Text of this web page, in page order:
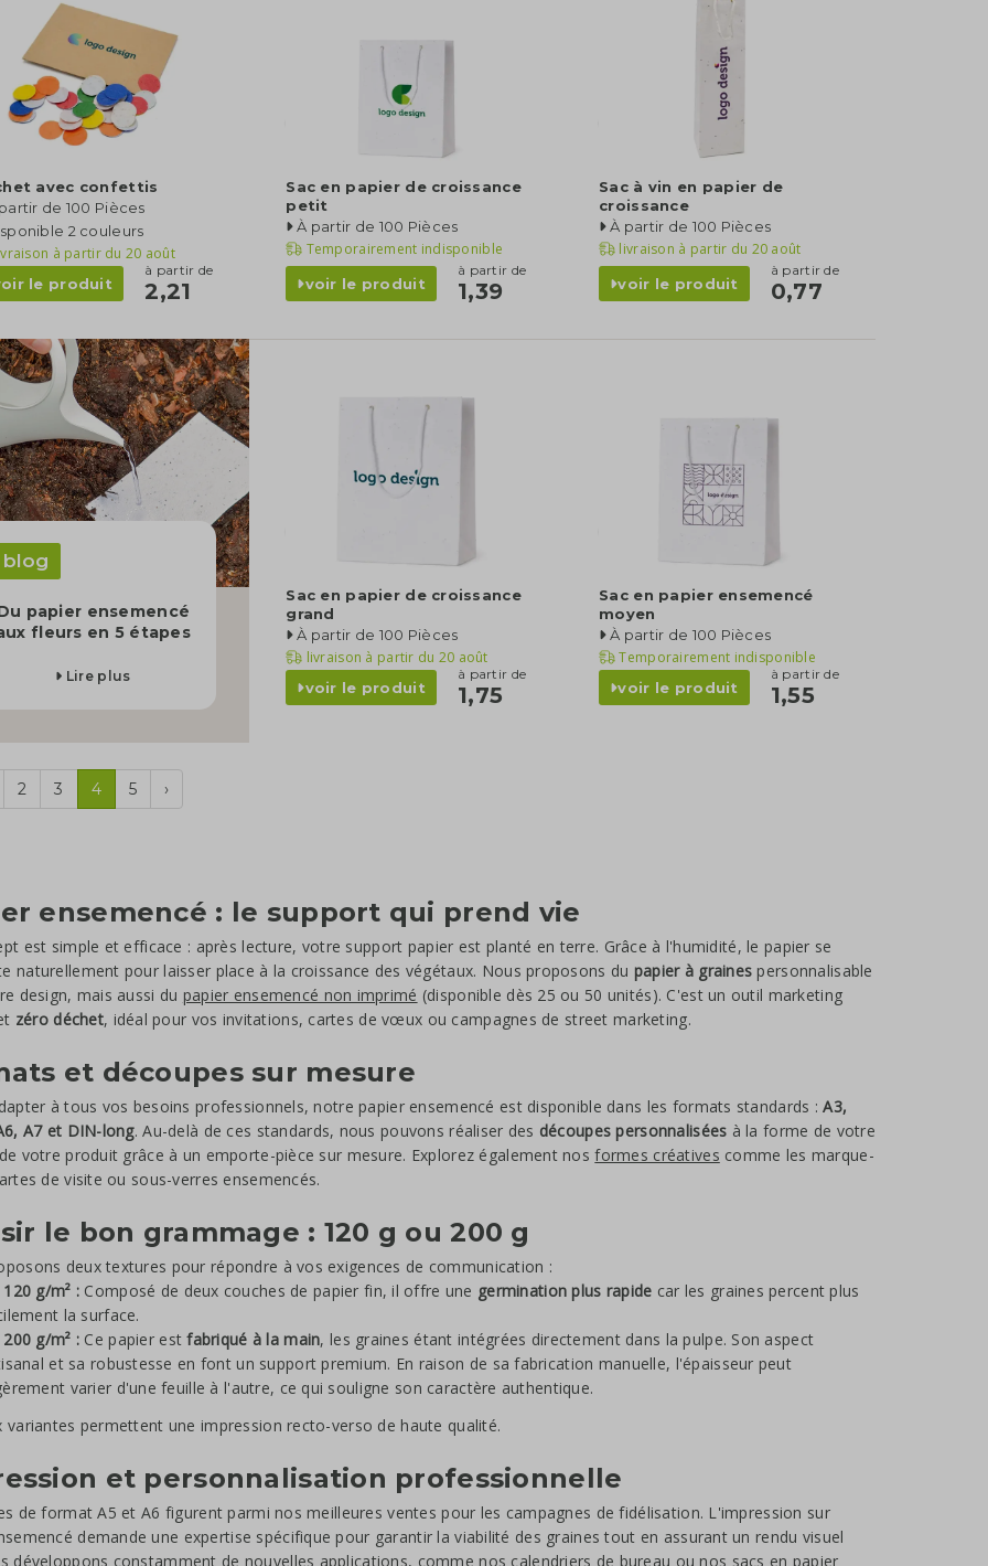
avec confettis
de 100 Pièces
2 couleurs
à partir du 20 août
le produit
à partir de
2,21
Sac en papier de croissance
petit
À partir de 100 Pièces
Temporairement indisponible
voir le produit
à partir de
1,39
Sac à vin en papier de
croissance
À partir de 100 Pièces
livraison à partir du 20 août
voir le produit
à partir de
0,77
blog
papier ensemencé
fleurs en 5 étapes
Lire plus
Sac en papier de croissance
grand
À partir de 100 Pièces
livraison à partir du 20 août
voir le produit
à partir de
1,75
Sac en papier ensemencé
moyen
À partir de 100 Pièces
Temporairement indisponible
voir le produit
à partir de
1,55
2 3 4 5 ›
ensemencé : le support qui prend vie
est simple et efficace : après lecture, votre support papier est planté en terre. Grâce à l'humidité, le papier se
naturellement pour laisser place à la croissance des végétaux. Nous proposons du papier à graines personnalisable
design, mais aussi du papier ensemencé non imprimé (disponible dès 25 ou 50 unités). C'est un outil marketing
zéro déchet, idéal pour vos invitations, cartes de vœux ou campagnes de street marketing.
et découpes sur mesure
à tous vos besoins professionnels, notre papier ensemencé est disponible dans les formats standards :A3,
A7 et DIN-long. Au-delà de ces standards, nous pouvons réaliser des découpes personnalisées à la forme de votre
votre produit grâce à un emporte-pièce sur mesure. Explorez également nosformes créatives comme les marque-
de visite ou sous-verres ensemencés.
le bon grammage : 120 g ou 200 g
deux textures pour répondre à vos exigences de communication :
120 g/m² : Composé de deux couches de papier fin, il offre une germination plus rapide car les graines percent plus
la surface.
200 g/m² : Ce papier estfabriqué à la main, les graines étant intégrées directement dans la pulpe. Son aspect
et sa robustesse en font un support premium. En raison de sa fabrication manuelle, l'épaisseur peut
varier d'une feuille à l'autre, ce qui souligne son caractère authentique.
variantes permettent une impression recto-verso de haute qualité.
et personnalisation professionnelle
de format A5 et A6 figurent parmi nos meilleures ventes pour les campagnes de fidélisation. L'impression sur
demande une expertise spécifique pour garantir la viabilité des graines tout en assurant un rendu visuel
développons constamment de nouvelles applications, comme nos calendriers de bureau ou nos sacs en papier